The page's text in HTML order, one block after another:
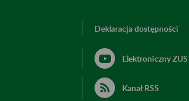
Deklaracja dostępności
Elektroniczny ZUS
Kanał RSS